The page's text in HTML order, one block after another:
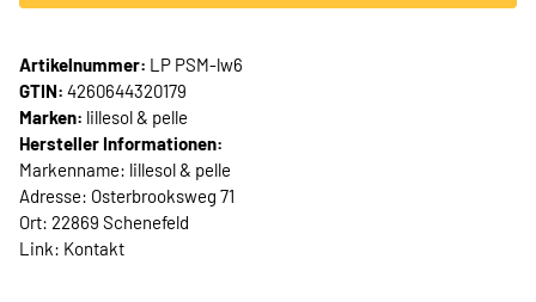
Artikelnummer: LP PSM-lw6
GTIN: 4260644320179
Marken: lillesol & pelle
Hersteller Informationen:
Markenname: lillesol & pelle
Adresse: Osterbrooksweg 71
Ort: 22869 Schenefeld
Link: Kontakt